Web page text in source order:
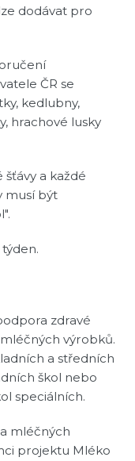
dodávat pro
ČR se
kedlubny,
hrachové lusky
a každé
musí být
zdravé
výrobků.
a středních
škol nebo
speciálních.
mléčných
projektu Mléko